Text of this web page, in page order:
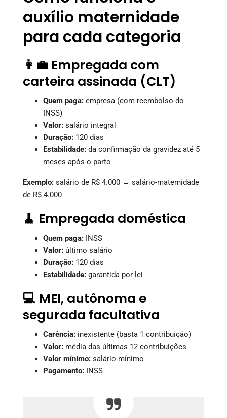
auxílio maternidade
para cada categoria
👩‍💼 Empregada com
carteira assinada (CLT)
Quem paga: empresa (com reembolso do
INSS)
Valor: salário integral
Duração: 120 dias
Estabilidade: da confirmação da gravidez até 5
meses após o parto
Exemplo: salário de R$ 4.000 → salário-maternidade
de R$ 4.000
🧹 Empregada doméstica
Quem paga: INSS
Valor: último salário
Duração: 120 dias
Estabilidade: garantida por lei
💻 MEI, autônoma e
segurada facultativa
Carência: inexistente (basta 1 contribuição)
Valor: média das últimas 12 contribuições
Valor mínimo: salário mínimo
Pagamento: INSS